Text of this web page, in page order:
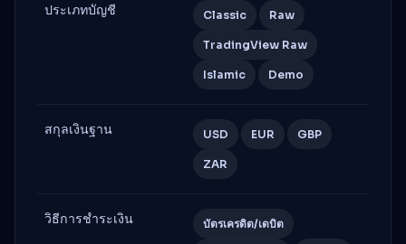
ประเภทบัญชี Classic Raw
TradingView Raw
Islamic Demo
สกุลเงินฐาน USD EUR GBP
ZAR
วิธีการชำระเงิน บัตรเครดิต/เดบิต